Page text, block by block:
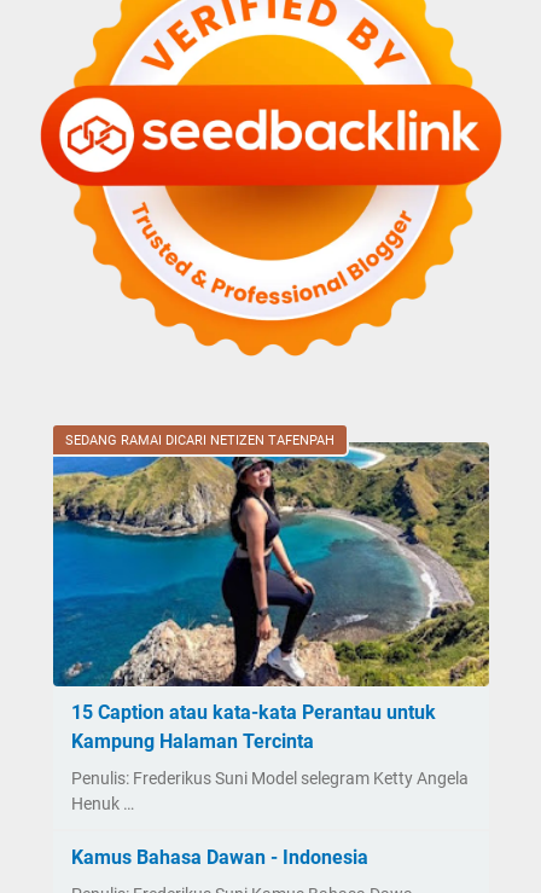
SEDANG RAMAI DICARI NETIZEN TAFENPAH
15 Caption atau kata-kata Perantau untuk
Kampung Halaman Tercinta
Penulis: Frederikus Suni Model selegram Ketty Angela
Henuk …
Kamus Bahasa Dawan - Indonesia